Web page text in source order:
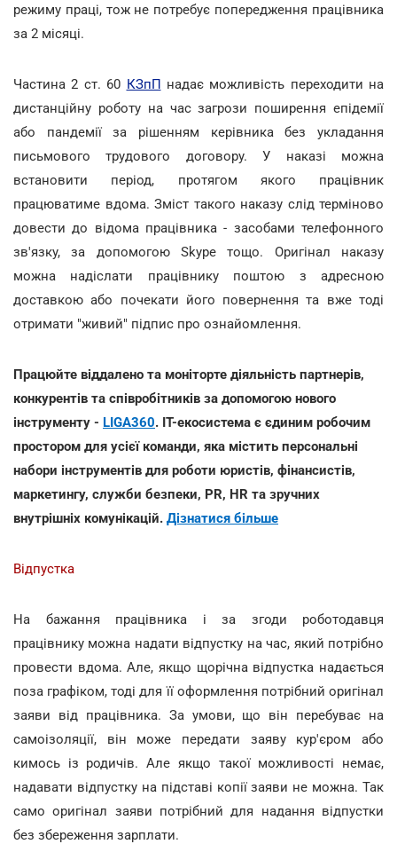
режиму праці, тож не потребує попередження працівника
за 2 місяці.
Частина 2 ст. 60 КЗпП надає можливість переходити на
дистанційну роботу на час загрози поширення епідемії
або пандемії за рішенням керівника без укладання
письмового трудового договору. У наказі можна
встановити період, протягом якого працівник
працюватиме вдома. Зміст такого наказу слід терміново
довести до відома працівника - засобами телефонного
зв'язку, за допомогою Skype тощо. Оригінал наказу
можна надіслати працівнику поштою з адресною
доставкою або почекати його повернення та вже тоді
отримати "живий" підпис про ознайомлення.
Працюйте віддалено та моніторте діяльність партнерів,
конкурентів та співробітників за допомогою нового
інструменту - LIGA360. IT-екосистема є єдиним робочим
простором для усієї команди, яка містить персональні
набори інструментів для роботи юристів, фінансистів,
маркетингу, служби безпеки, PR, HR та зручних
внутрішніх комунікацій. Дізнатися більше
Відпустка
На бажання працівника і за згоди роботодавця
працівнику можна надати відпустку на час, який потрібно
провести вдома. Але, якщо щорічна відпустка надається
поза графіком, тоді для її оформлення потрібний оригінал
заяви від працівника. За умови, що він перебуває на
самоізоляції, він може передати заяву кур'єром або
кимось із родичів. Але якщо такої можливості немає,
надавати відпустку на підставі копії заяви не можна. Так
само оригінал заяви потрібний для надання відпустки
без збереження зарплати.